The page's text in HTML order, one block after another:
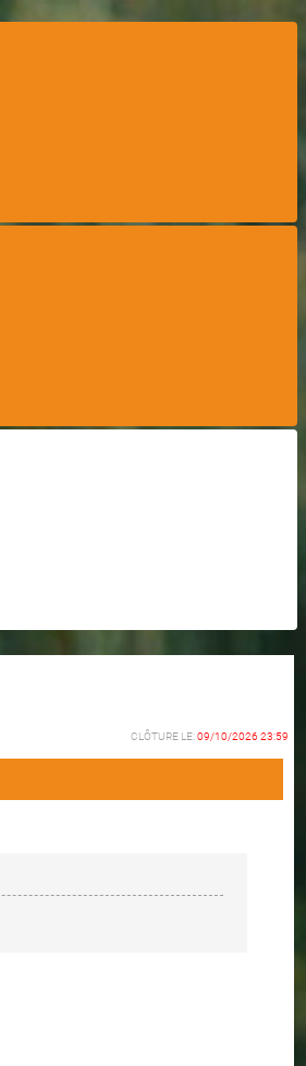
CLÔTURE LE:09/10/2026 23:59